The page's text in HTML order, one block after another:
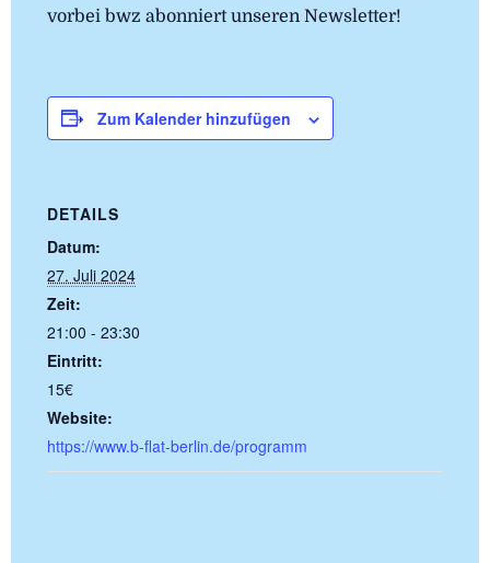
vorbei bwz abonniert unseren Newsletter!
Zum Kalender hinzufügen
DETAILS
Datum:
27. Juli 2024
Zeit:
21:00 - 23:30
Eintritt:
15€
Website:
https://www.b-flat-berlin.de/programm